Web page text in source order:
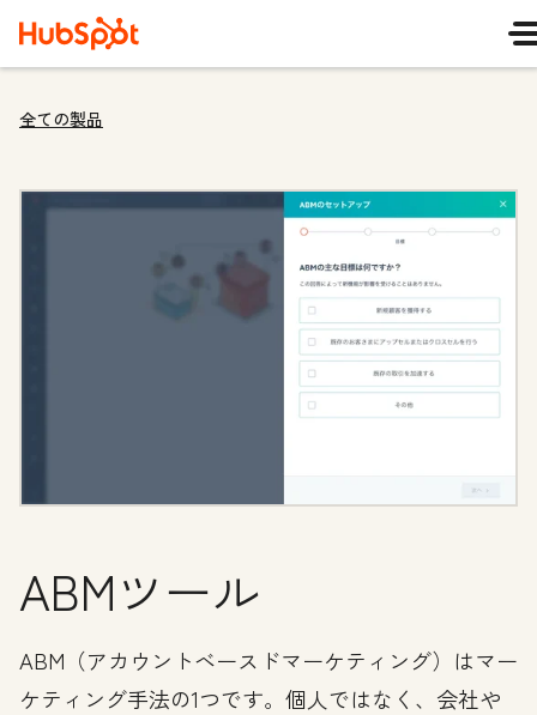
全ての製品
ABMツール
ABM（アカウントベースドマーケティング）はマー
ケティング手法の1つです。個人ではなく、会社や